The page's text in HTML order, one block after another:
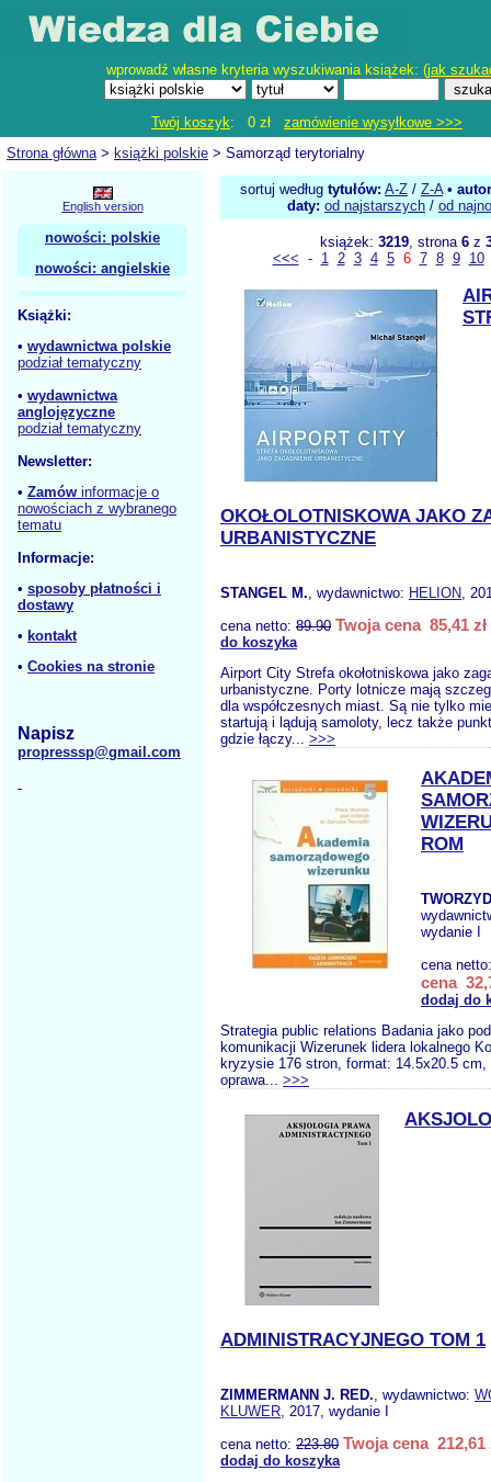
wprowadź własne kryteria wyszukiwania książek: (jak
Twój koszyk: 0 zł zamówienie wysyłkowe >>>
Strona główna> książki polskie > Samorząd terytorialny
English version
nowości: polskie
nowości: angielskie
Książki:
• wydawnictwa polskie
podział tematyczny
• wydawnictwa
anglojęzyczne
podział tematyczny
Newsletter:
• Zamów informacje o
nowościach z wybranego
tematu
Informacje:
• sposoby płatności i
dostawy
• kontakt
• Cookies na stronie
Napisz
propresssp@gmail.com
sortuj według tytułów: A-Z / Z-A•
daty: od najstarszych / od
książek: 3219, strona 6z
<<< - 1 2 3 4 5 6 7 8 9 10
OKOŁOLOTNISKOWA JAKO
URBANISTYCZNE
STANGEL M., wydawnictwo: HELION,
cena netto: 89.90 Twoja cena 85,41 zł
do koszyka
Airport City Strefa okołotniskowa jako
urbanistyczne. Porty lotnicze mają
dla współczesnych miast. Są nie tylko
startują i lądują samoloty, lecz także
gdzie łączy... >>>
ROM
wydanie I
cena
cena
dodaj do
Strategia public relations Badania jako
komunikacji Wizerunek lidera lokalnego
kryzysie 176 stron, format: 14.5x20.5 cm,
oprawa... >>>
ADMINISTRACYJNEGO TOM 1
ZIMMERMANN J. RED., wydawnictwo:
KLUWER, 2017, wydanie I
cena netto: 223.80 Twoja cena 212,61
dodaj do koszyka